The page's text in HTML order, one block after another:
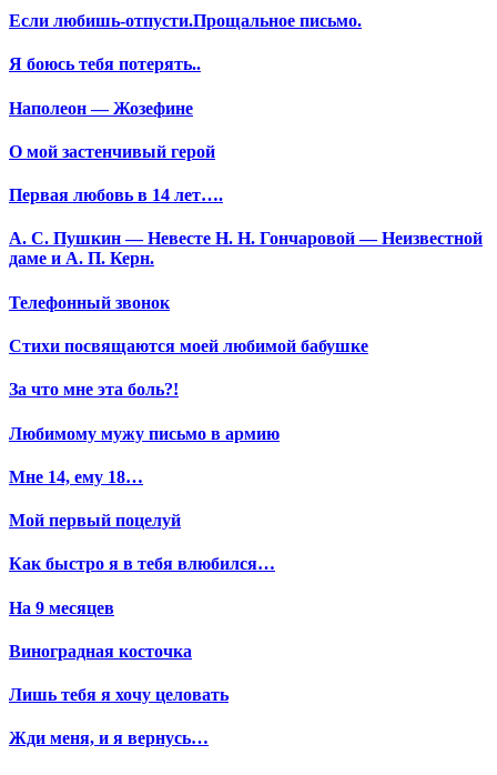
Если любишь-отпусти.Прощальное письмо.
Я боюсь тебя потерять..
Наполеон — Жозефине
О мой застенчивый герой
Первая любовь в 14 лет….
А. С. Пушкин — Невесте Н. Н. Гончаровой — Неизвестной
даме и А. П. Керн.
Телефонный звонок
Стихи посвящаются моей любимой бабушке
За что мне эта боль?!
Любимому мужу письмо в армию
Мне 14, ему 18…
Мой первый поцелуй
Как быстро я в тебя влюбился…
На 9 месяцев
Виноградная косточка
Лишь тебя я хочу целовать
Жди меня, и я вернусь…